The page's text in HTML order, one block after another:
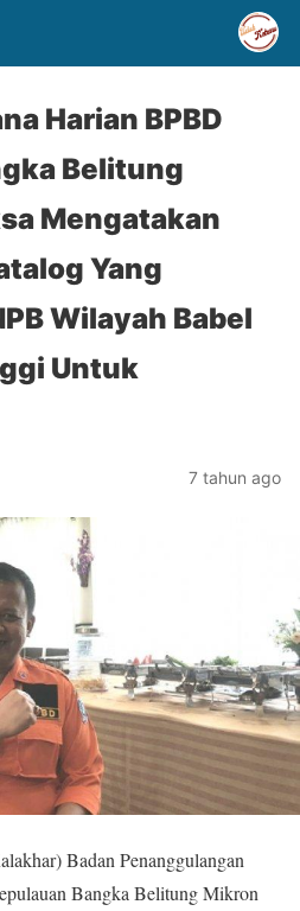
Harian BPBD
Belitung
Mengatakan
Yang
Wilayah Babel
Untuk
7 tahun ago
Badan Penanggulangan
Bangka Belitung Mikron